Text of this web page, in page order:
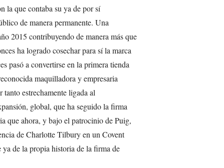
la que contaba su ya de por sí
de manera permanente. Una
2015 contribuyendo de manera más que
ha logrado cosechar para sí la marca
pasó a convertirse en la primera tienda
maquilladora y empresaria
estrechamente ligada al
global, que ha seguido la firma
que ahora, y bajo el patrocinio de Puig,
de Charlotte Tilbury en un Covent
ya de la propia historia de la firma de